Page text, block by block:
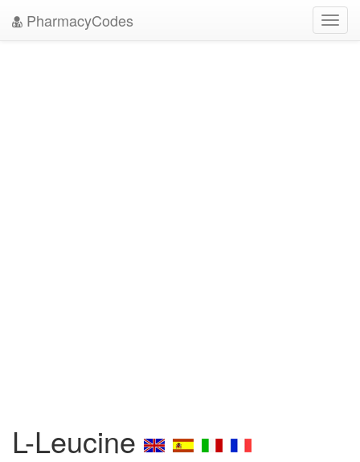
PharmacyCodes
L-Leucine